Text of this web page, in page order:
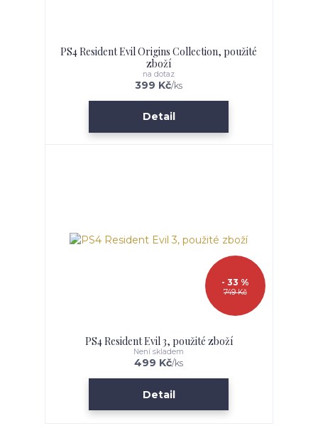
PS4 Resident Evil Origins Collection, použité
zboží
399 Kč/ks
na dotaz
Detail
749 Kč
- 33 %
PS4 Resident Evil 3, použité zboží
499 Kč/ks
Není skladem
Detail